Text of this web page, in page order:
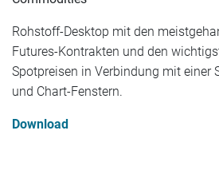
Rohstoff-Desktop mit den
Futures-Kontrakten und den
Spotpreisen in Verbindung mit einer
und Chart-Fenstern.
Download